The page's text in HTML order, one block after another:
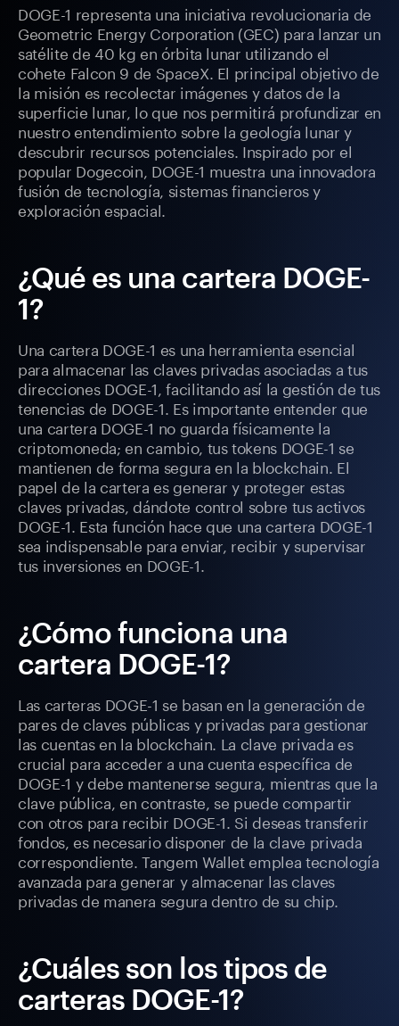
DOGE-1 representa una iniciativa revolucionaria de
Geometric Energy Corporation (GEC) para lanzar un
satélite de 40 kg en órbita lunar utilizando el
cohete Falcon 9 de SpaceX. El principal objetivo de
la misión es recolectar imágenes y datos de la
superficie lunar, lo que nos permitirá profundizar en
nuestro entendimiento sobre la geología lunar y
descubrir recursos potenciales. Inspirado por el
popular Dogecoin, DOGE-1 muestra una innovadora
fusión de tecnología, sistemas financieros y
exploración espacial.
¿Qué es una cartera DOGE-
1?
Una cartera DOGE-1 es una herramienta esencial
para almacenar las claves privadas asociadas a tus
direcciones DOGE-1, facilitando así la gestión de tus
tenencias de DOGE-1. Es importante entender que
una cartera DOGE-1 no guarda físicamente la
criptomoneda; en cambio, tus tokens DOGE-1 se
mantienen de forma segura en la blockchain. El
papel de la cartera es generar y proteger estas
claves privadas, dándote control sobre tus activos
DOGE-1. Esta función hace que una cartera DOGE-1
sea indispensable para enviar, recibir y supervisar
tus inversiones en DOGE-1.
¿Cómo funciona una
cartera DOGE-1?
Las carteras DOGE-1 se basan en la generación de
pares de claves públicas y privadas para gestionar
las cuentas en la blockchain. La clave privada es
crucial para acceder a una cuenta específica de
DOGE-1 y debe mantenerse segura, mientras que la
clave pública, en contraste, se puede compartir
con otros para recibir DOGE-1. Si deseas transferir
fondos, es necesario disponer de la clave privada
correspondiente. Tangem Wallet emplea tecnología
avanzada para generar y almacenar las claves
privadas de manera segura dentro de su chip.
¿Cuáles son los tipos de
carteras DOGE-1?